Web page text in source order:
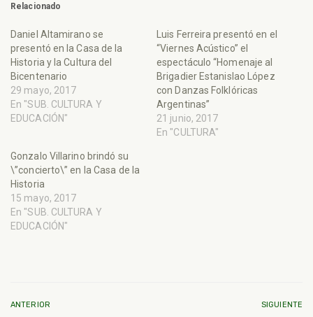
Relacionado
Daniel Altamirano se
presentó en la Casa de la
Historia y la Cultura del
Bicentenario
29 mayo, 2017
En "SUB. CULTURA Y
EDUCACIÓN"
Luis Ferreira presentó en el
“Viernes Acústico” el
espectáculo “Homenaje al
Brigadier Estanislao López
con Danzas Folklóricas
Argentinas”
21 junio, 2017
En "CULTURA"
Gonzalo Villarino brindó su
\”concierto\” en la Casa de la
Historia
15 mayo, 2017
En "SUB. CULTURA Y
EDUCACIÓN"
ANTERIOR SIGUIENTE